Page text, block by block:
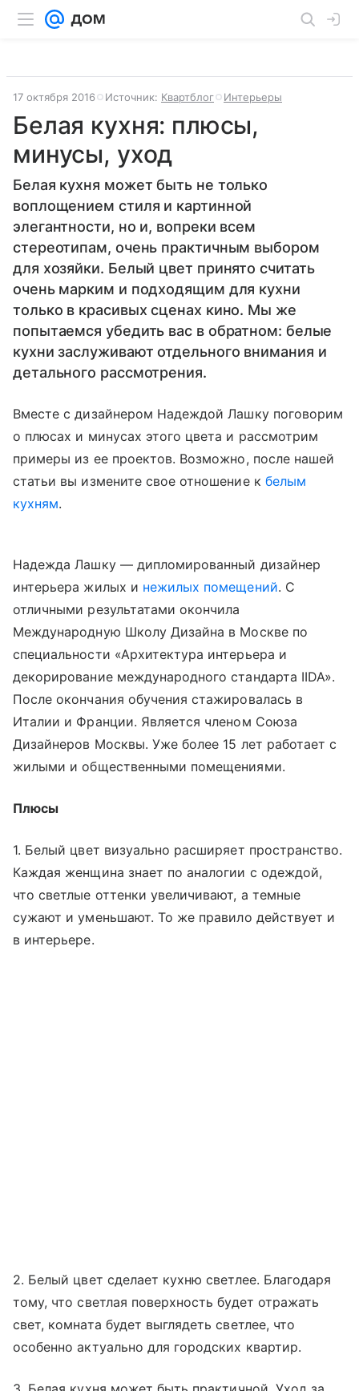
17 октября 2016 Источник: Квартблог Интерьеры
​Белая кухня: плюсы,
минусы, уход
Белая кухня может быть не только
воплощением стиля и картинной
элегантности, но и, вопреки всем
стереотипам, очень практичным выбором
для хозяйки. Белый цвет принято считать
очень марким и подходящим для кухни
только в красивых сценах кино. Мы же
попытаемся убедить вас в обратном: белые
кухни заслуживают отдельного внимания и
детального рассмотрения.
Вместе с дизайнером Надеждой Лашку поговорим
о плюсах и минусах этого цвета и рассмотрим
примеры из ее проектов. Возможно, после нашей
статьи вы измените свое отношение к белым
кухням.
Надежда Лашку — дипломированный дизайнер
интерьера жилых и нежилых помещений. С
отличными результатами окончила
Международную Школу Дизайна в Москве по
специальности «Архитектура интерьера и
декорирование международного стандарта IIDA».
После окончания обучения стажировалась в
Италии и Франции. Является членом Союза
Дизайнеров Москвы. Уже более 15 лет работает с
жилыми и общественными помещениями.
Плюсы
1. Белый цвет визуально расширяет пространство.
Каждая женщина знает по аналогии с одеждой,
что светлые оттенки увеличивают, а темные
сужают и уменьшают. То же правило действует и
в интерьере.
2. Белый цвет сделает кухню светлее. Благодаря
тому, что светлая поверхность будет отражать
свет, комната будет выглядеть светлее, что
особенно актуально для городских квартир.